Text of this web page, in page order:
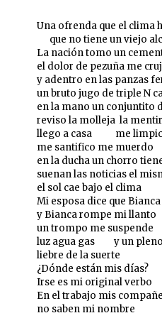
Una ofrenda que el clima
que no tiene un viejo
La nación tomo un
el dolor de pezuña me
y adentro en las panzas
un bruto jugo de triple N
en la mano un conjuntito
reviso la molleja la
llego a casa me
me santifico me muerdo
en la ducha un chorro
suenan las noticias el
el sol cae bajo el clima
Mi esposa dice que
y Bianca rompe mi llanto
un trompo me suspende
luz agua gas y un
liebre de la suerte
¿Dónde están mis días?
Irse es mi original verbo
En el trabajo mis
no saben mi nombre